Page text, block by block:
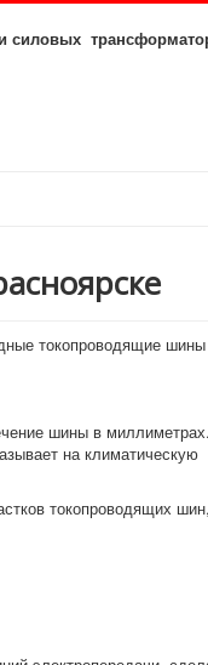
силовых
токопроводящие шины
шины в миллиметрах.
на климатическую
токопроводящих шин,